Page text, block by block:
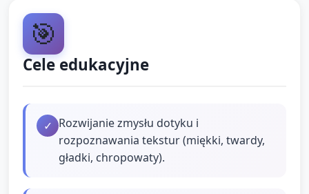
🎯
Cele edukacyjne
✓ Rozwijanie zmysłu dotyku i
rozpoznawania tekstur (miękki, twardy,
gładki, chropowaty).